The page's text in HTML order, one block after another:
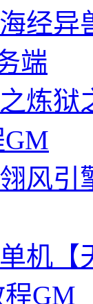
海经
端
之炼
风引
机【
GM